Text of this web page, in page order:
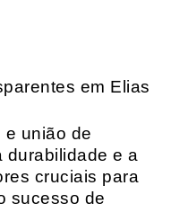
em Elias
e união de
durabilidade e a
cruciais para
sucesso de